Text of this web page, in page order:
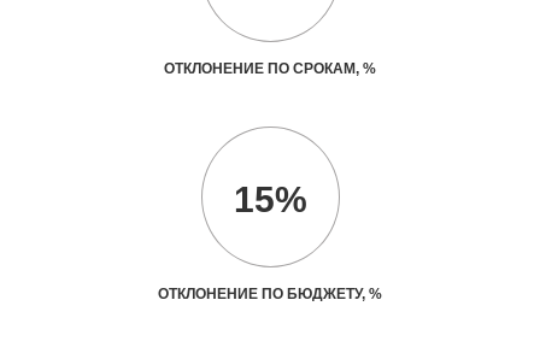
ОТКЛОНЕНИЕ ПО СРОКАМ, %
15%
ОТКЛОНЕНИЕ ПО БЮДЖЕТУ, %